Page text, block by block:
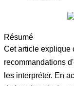
Résumé
Cet article explique
recommandations
les interpréter. En